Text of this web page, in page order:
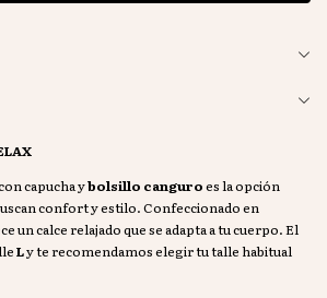
capucha ybolsillo canguroes la opción
confort y estilo. Confeccionado en
un calce relajado que se adapta a tu cuerpo. El
Ly te recomendamos elegir tu talle habitual